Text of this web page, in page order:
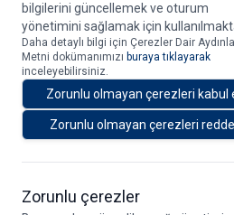
bilgilerini güncellemek ve oturum
yönetimini sağlamak için
Daha detaylı bilgi için Çerezler Dair
Metni dokümanımızı buraya tıklayarak
inceleyebilirsiniz.
Zorunlu olmayan çerezleri kabul
Zorunlu olmayan çerezleri
Zorunlu çerezler
8.01.2022
A
ATATÜRK HAVALİMANI İLE İLGİLİ